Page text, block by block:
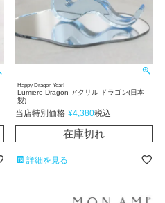
Happy Dragon Year!
Lumiere Dragon アクリル ドラゴン(日本
製)
当店特別価格 ¥4,380税込
在庫切れ
詳細を見る